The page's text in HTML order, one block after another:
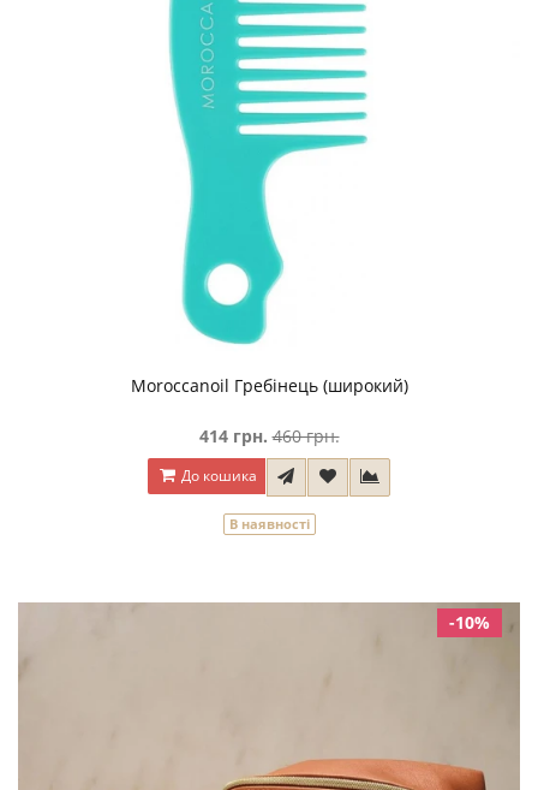
Moroccanoil Гребінець (широкий)
414 грн. 460 грн.
До кошика
В наявності
-10%